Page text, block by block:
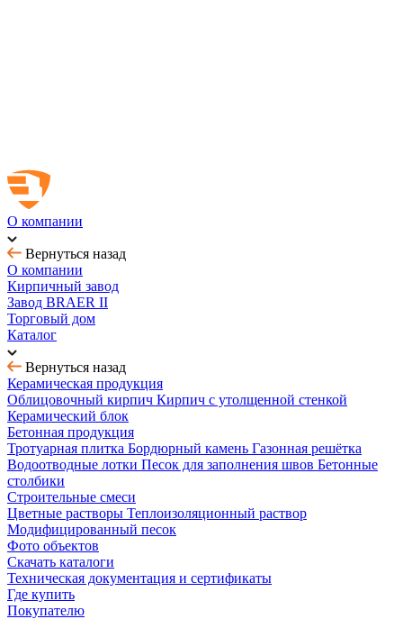
О компании
Вернуться назад
О компании
Кирпичный завод
Завод BRAER II
Торговый дом
Каталог
Вернуться назад
Керамическая продукция
Облицовочный кирпич Кирпич с утолщенной стенкой
Керамический блок
Бетонная продукция
Тротуарная плитка Бордюрный камень Газонная решётка
Водоотводные лотки Песок для заполнения швов Бетонные
столбики
Строительные смеси
Цветные растворы Теплоизоляционный раствор
Модифицированный песок
Фото объектов
Скачать каталоги
Техническая документация и сертификаты
Где купить
Покупателю